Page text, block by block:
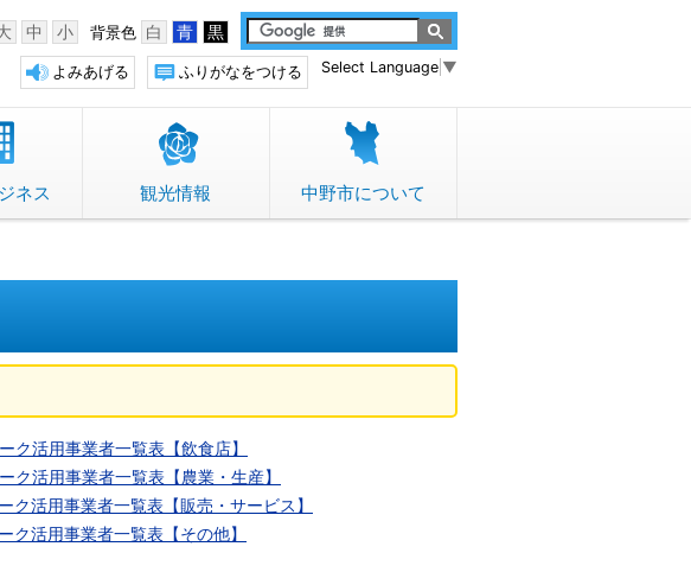
背景色 白 青 黒
中 小
Select Language ▼
ふりがなをつける
よみあげる
ネス 観光情報 中野市について
ク活用事業者一覧表【飲食店】
ク活用事業者一覧表【農業・生産】
ク活用事業者一覧表【販売・サービス】
ク活用事業者一覧表【その他】